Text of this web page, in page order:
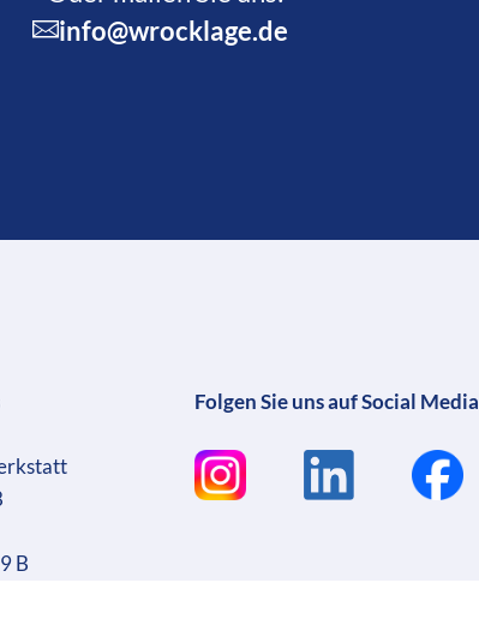
info@wrocklage.de
B
Folgen Sie uns auf Social Media